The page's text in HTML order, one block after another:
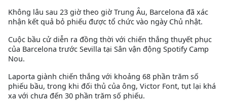
Không lâu sau 23 giờ theo giờ Trung Âu, Barcelona đã xác
nhận kết quả bỏ phiếu được tổ chức vào ngày Chủ nhật.
Cuộc bầu cử diễn ra đồng thời với chiến thắng thuyết phục
của Barcelona trước Sevilla tại Sân vận động Spotify Camp
Nou.
Laporta giành chiến thắng với khoảng 68 phần trăm số
phiếu bầu, trong khi đối thủ của ông, Victor Font, tụt lại khá
xa với chưa đến 30 phần trăm số phiếu.